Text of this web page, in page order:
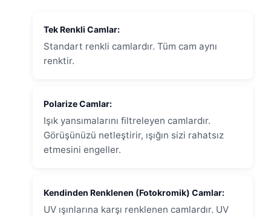
Tek Renkli Camlar:
Standart renkli camlardır. Tüm cam aynı
renktir.
Polarize Camlar:
Işık yansımalarını filtreleyen camlardır.
Görüşünüzü netleştirir, ışığın sizi rahatsız
etmesini engeller.
Kendinden Renklenen (Fotokromik) Camlar:
UV ışınlarına karşı renklenen camlardır. UV